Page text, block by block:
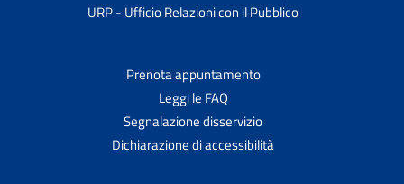
URP - Ufficio Relazioni con il Pubblico
Prenota appuntamento
Leggi le FAQ
Segnalazione disservizio
Dichiarazione di accessibilità